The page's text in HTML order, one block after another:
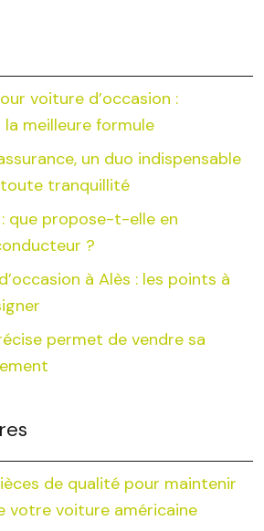
voiture d’occasion :
meilleure formule
un duo indispensable
tranquillité
que propose-t-elle en
?
à Alès : les points à
permet de vendre sa
de qualité pour maintenir
votre voiture américaine